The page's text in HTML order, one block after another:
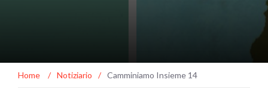
Home / Notiziario / Camminiamo Insieme 14